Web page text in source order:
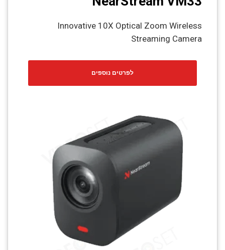
Professional Video Equipment
Fiber Optic
CCTV
Photo Printers
Innovative 10X Optical Zoom Wireless
Streaming Camera
לפרטים נוספים